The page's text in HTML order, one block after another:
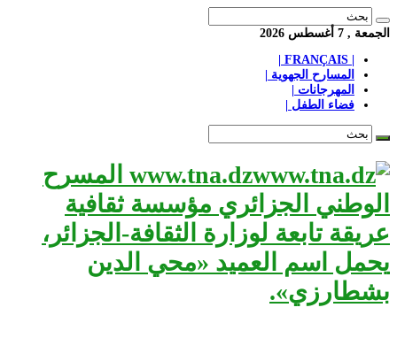
الجمعة , 7 أغسطس 2026
المسارح الجهوية |
المهرجانات |
فضاء الطفل |
www.tna.dz المسرح
الوطني الجزائري مؤسسة ثقافية
عريقة تابعة لوزارة الثقافة-الجزائر،
يحمل اسم العميد «محي الدين
بشطارزي».